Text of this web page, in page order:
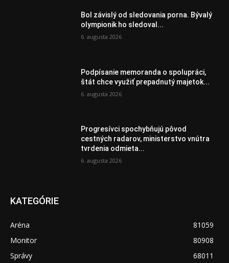
Bol závislý od sledovania porna. Bývalý
olympionik ho sledoval...
6. augusta 2026
Podpísanie memoranda o spolupráci,
štát chce využiť prepadnutý majetok...
6. augusta 2026
Progresívci spochybňujú pôvod
cestných radarov, ministerstvo vnútra
tvrdenia odmieta...
6. augusta 2026
KATEGÓRIE
Aréna
81059
Monitor
80908
Správy
68011